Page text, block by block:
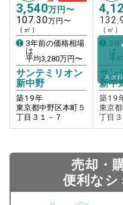
3,540万円〜
107.30万円〜
（㎡）
3年前の価格相場
は
平均3,280万円〜
サンテミリオン
新中野
築19年
東京都中野区本町５
丁目３１－７
（㎡）
3年
は
平
サン
新中
築19
東京
丁目
スク
売却・
便利なシ